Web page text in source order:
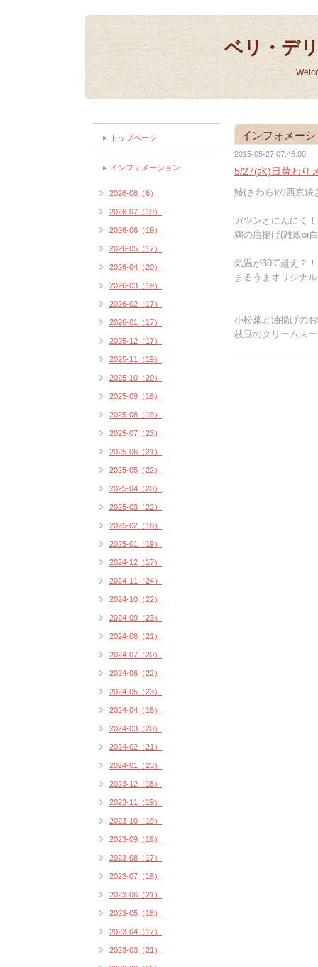
ベリ・デ
インフォメー
2015-05-27 07:46:00
5/27(水)日替わり
鰆(さわら)の西京焼
ガツンとにんにく！
鶏の唐揚げ(雑穀or
気温が30℃超え？！
まるうまオリジナ
小松菜と油揚げの
枝豆のクリームス
トップページ
インフォメーション
2026-08（6）
2026-07（19）
2026-06（19）
2026-05（17）
2026-04（20）
2026-03（19）
2026-02（17）
2026-01（17）
2025-12（17）
2025-11（19）
2025-10（20）
2025-09（18）
2025-08（19）
2025-07（23）
2025-06（21）
2025-05（22）
2025-04（20）
2025-03（22）
2025-02（18）
2025-01（19）
2024-12（17）
2024-11（24）
2024-10（22）
2024-09（23）
2024-08（21）
2024-07（20）
2024-06（22）
2024-05（23）
2024-04（18）
2024-03（20）
2024-02（21）
2024-01（23）
2023-12（18）
2023-11（19）
2023-10（19）
2023-09（18）
2023-08（17）
2023-07（18）
2023-06（21）
2023-05（18）
2023-04（17）
2023-03（21）